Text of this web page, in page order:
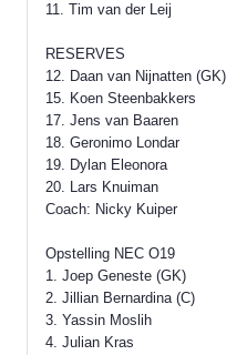
11. Tim van der Leij
RESERVES
12. Daan van Nijnatten (GK)
15. Koen Steenbakkers
17. Jens van Baaren
18. Geronimo Londar
19. Dylan Eleonora
20. Lars Knuiman
Coach: Nicky Kuiper
Opstelling NEC O19
1. Joep Geneste (GK)
2. Jillian Bernardina (C)
3. Yassin Moslih
4. Julian Kras